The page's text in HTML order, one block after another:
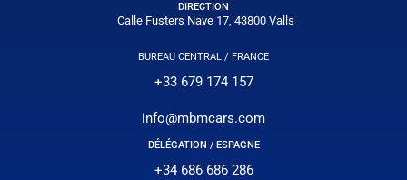
DIRECTION
Calle Fusters Nave 17, 43800 Valls
BUREAU CENTRAL / FRANCE
+33 679 174 157
info@mbmcars.com
DÉLÉGATION / ESPAGNE
+34 686 686 286